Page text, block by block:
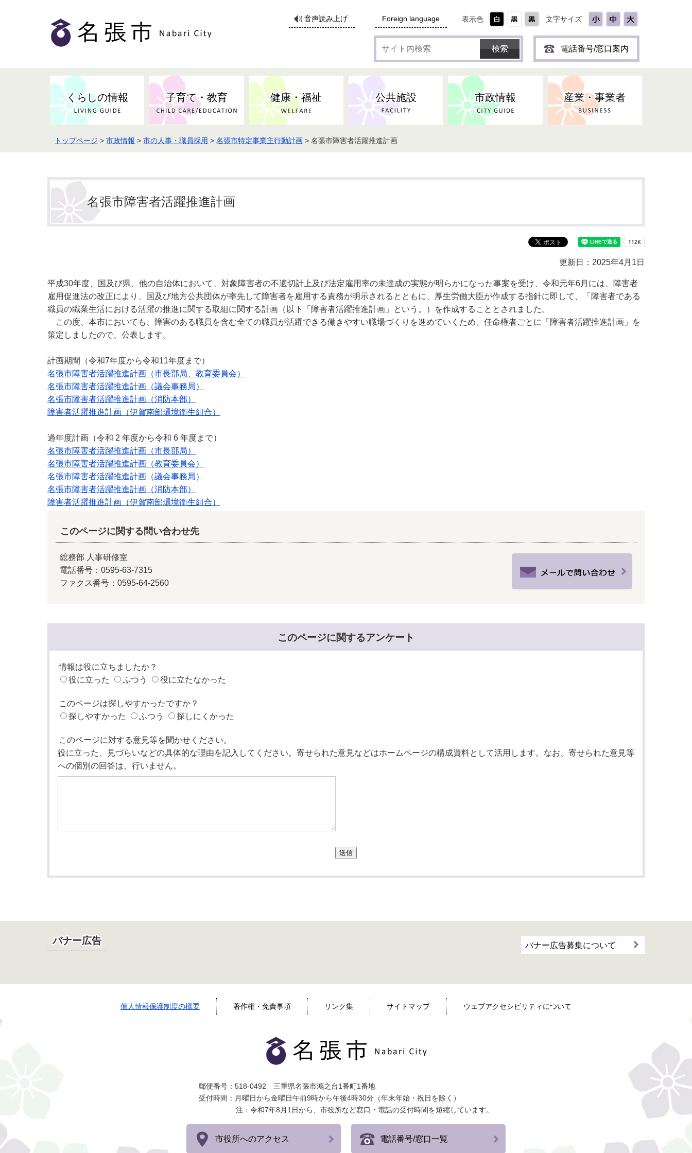
音声読み上げ Foreign language 表示色 文字サイズ
イ
ト
検
索
電話番号/窓口案内
くらしの情報
届出・証明 税 ごみ・リサイクル
斎場・墓園・墓地 住宅 水道・下水道 道路・交通・公園・都市計画
防災・防犯・消防・行方不明
子育て・教育
子育てにかかる各種手当／ひとり
小中一貫教育・コミュニティスク
健康・福祉
健康・検（健）診・予防接種 地域福祉
スポーツ 保険・年金・医療助成 生活保護 戦傷・戦没者
公共施設
地域医療 防災・消防 子育て・教育
市民センター・市民活動・交流施
設
市政情報
市の条例・計画・方針 監査
市政へのご意見 施設見学会 非核平和事業 選挙
市の人事・職員採用
市の窓口一覧
市の行財政 市のプロフィール 市有財産売却・公売・貸付 オープンデータ
公民連携 遺贈寄附
産業・事業者
事業者の方へお知らせ 各種広告・協賛のご案内 事業系ごみ・廃棄物
入札・契約 税金 建築開発等 商工業
トップページ >市政情報 >市の人事・職員採用 >名張市特定事業主行動計画 > 名張市障害者活躍推進計画
名張市障害者活躍推進計画
更新日：2025年4月1日
平成30年度、国及び県、他の自治体において、対象障害者の不適切計上及び法定雇用率の未達成の実態が明らかになった事案を受け、令和元年6月には、障害者
雇用促進法の改正により、国及び地方公共団体が率先して障害者を雇用する責務が明示されるとともに、厚生労働大臣が作成する指針に即して、「障害者である
職員の職業生活における活躍の推進に関する取組に関する計画（以下「障害者活躍推進計画」という。）を作成することとされました。
この度、本市においても、障害のある職員を含む全ての職員が活躍できる働きやすい職場づくりを進めていくため、任命権者ごとに「障害者活躍推進計画」を
策定しましたので、公表します。
計画期間（令和7年度から令和11年度まで）
名張市障害者活躍推進計画（市長部局、教育委員会）
名張市障害者活躍推進計画（議会事務局）
名張市障害者活躍推進計画（消防本部）
障害者活躍推進計画（伊賀南部環境衛生組合）
過年度計画（令和 2 年度から令和 6 年度まで）
名張市障害者活躍推進計画（市長部局）
名張市障害者活躍推進計画（教育委員会）
名張市障害者活躍推進計画（議会事務局）
名張市障害者活躍推進計画（消防本部）
障害者活躍推進計画（伊賀南部環境衛生組合）
このページに関する問い合わせ先
総務部 人事研修室
電話番号：0595-63-7315
ファクス番号：0595-64-2560
このページに関するアンケート
情報は役に立ちましたか？
役に立った
ふつう 役に立たなかった
このページは探しやすかったですか？
探しやすかった
ふつう 探しにくかった
このページに対する意見等を聞かせください。
役に立った、見づらいなどの具体的な理由を記入してください。寄せられた意見などはホームページの構成資料として活用します。なお、寄せられた意見等
への個別の回答は、行いません。
送信
バナー広告 バナー広告募集について
個人情報保護制度の概要 著作権・免責事項 リンク集 サイトマップ ウェブアクセシビリティについて
郵便番号：518-0492 三重県名張市鴻之台1番町1番地
受付時間：月曜日から金曜日午前9時から午後4時30分（年末年始・祝日を除く）
注：令和7年8月1日から、市役所など窓口・電話の受付時間を短縮しています。
市役所へのアクセス 電話番号/窓口一覧